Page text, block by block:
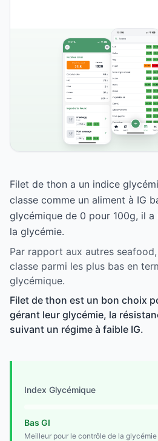
Filet de thon a un indice
classe comme un aliment à IG
glycémique de 0 pour 100g, il
la glycémie.
Par rapport aux autres
classe parmi les plus bas en
glycémique.
Filet de thon est un bon choix
gérant leur glycémie, la
suivant un régime à faible IG.
Index Glycémique
Bas GI
Meilleur pour le contrôle de la glycémie